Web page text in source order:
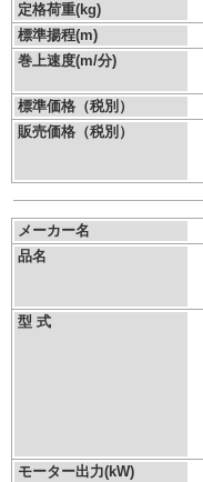
定格荷重(kg)
標準揚程(m)
巻上速度(m/分)
標準価格（税別）
販売価格（税別）
メーカー名
品名
型 式
モーター出力(kW)